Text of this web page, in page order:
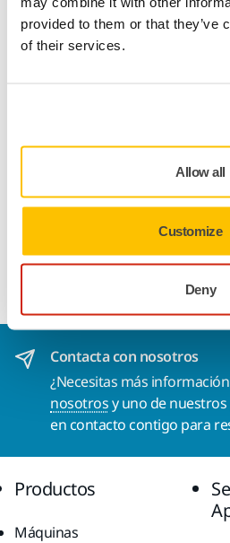
provided to them or that they’ve
of their services.
Allow all
Customize
Deny
¿Quieres
Ponte en contacto con nosotros y
profesionales responderá a tus
Ir al Formulario
Contacta con nosotros
¿Necesitas más
nosotrosy uno de
en contacto contigo para
Productos
Máquinas